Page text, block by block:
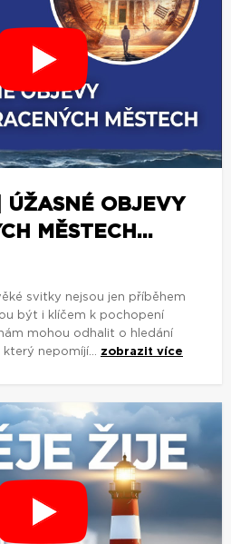
ÚŽASNÉ OBJEVY
MĚSTECH...
svitky nejsou jen příběhem
být i klíčem k pochopení
mohou odhalit o hledání
nepomíjí... zobrazit více